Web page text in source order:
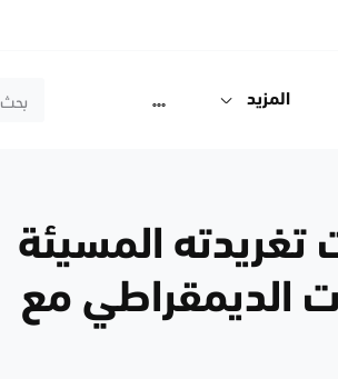
المزيد
تغريدته المسيئة
الديمقراطي مع